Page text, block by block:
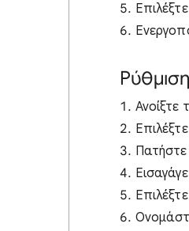
Ανοίξτε
Πατήστε